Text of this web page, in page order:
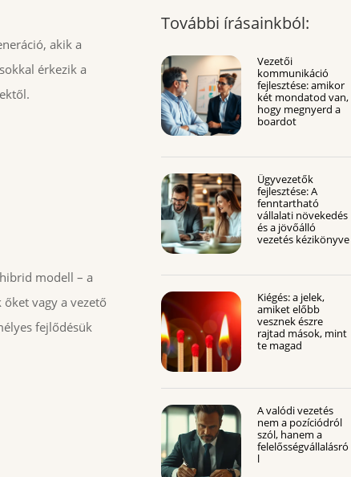
akik a
érkezik a
modell – a
vagy a vezető
fejlődésük
További írásainkból:
Vezetői
kommunikáció
fejlesztése: amikor
két mondatod van,
hogy megnyerd a
boardot
Ügyvezetők
fejlesztése: A
fenntartható
vállalati növekedés
és a jövőálló
vezetés kézikönyve
Kiégés: a jelek,
amiket előbb
vesznek észre
rajtad mások, mint
te magad
A valódi vezetés
nem a pozíciódról
szól, hanem a
felelősségvállalásró
l